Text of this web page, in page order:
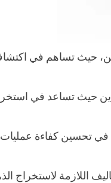
حيث تساهم في
حيث تساعد في
في تحسين كفاءة
اللازمة